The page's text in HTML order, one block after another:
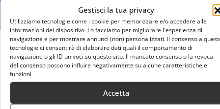
Gestisci la tua privacy
Utilizziamo tecnologie come i cookie per memorizzare e/o accedere alle
informazioni del dispositivo. Lo facciamo per migliorare l'esperienza di
navigazione e per mostrare annunci (non) personalizzati. Il consenso a
tecnologie ci consentirà di elaborare dati quali il comportamento di
navigazione o gli ID univoci su questo sito. Il mancato consenso o la revoca
del consenso possono influire negativamente su alcune caratteristiche e
funzioni.
Accetta
Home
Nasce a Milano un polo formativo sportivo
all’avanguardia con tutor IA per ogni studente